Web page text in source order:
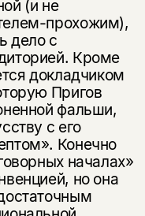
(и не
прохожим),
дело с
Кроме
докладчиком
Пригов
фальши,
с его
Конечно
началах»
но она